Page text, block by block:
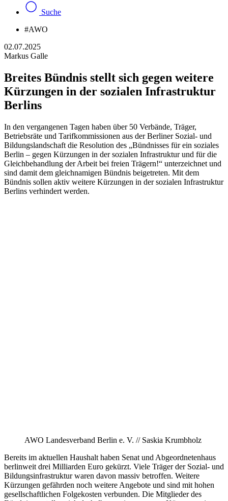
Suche
#AWO
02.07.2025
Markus Galle
Breites Bündnis stellt sich gegen weitere
Kürzungen in der sozialen Infrastruktur
Berlins
In den vergangenen Tagen haben über 50 Verbände, Träger,
Betriebsräte und Tarifkommissionen aus der Berliner Sozial- und
Bildungslandschaft die Resolution des „Bündnisses für ein soziales
Berlin – gegen Kürzungen in der sozialen Infrastruktur und für die
Gleichbehandlung der Arbeit bei freien Trägern!“ unterzeichnet und
sind damit dem gleichnamigen Bündnis beigetreten. Mit dem
Bündnis sollen aktiv weitere Kürzungen in der sozialen Infrastruktur
Berlins verhindert werden.
AWO Landesverband Berlin e. V. // Saskia Krumbholz
Bereits im aktuellen Haushalt haben Senat und Abgeordnetenhaus
berlinweit drei Milliarden Euro gekürzt. Viele Träger der Sozial- und
Bildungsinfrastruktur waren davon massiv betroffen. Weitere
Kürzungen gefährden noch weitere Angebote und sind mit hohen
gesellschaftlichen Folgekosten verbunden. Die Mitglieder des